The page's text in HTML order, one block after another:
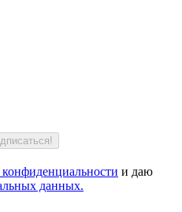
и даю
данных.